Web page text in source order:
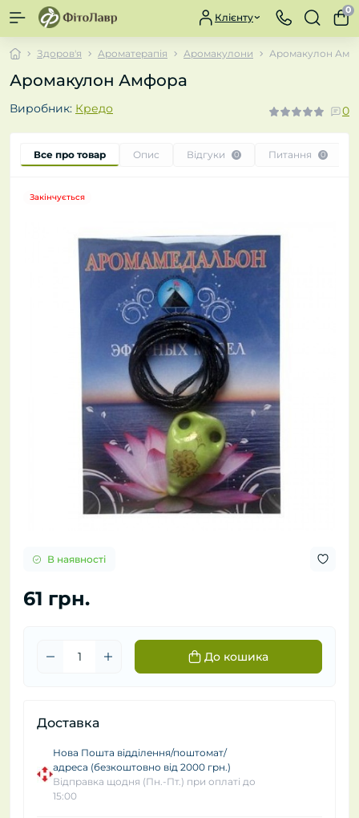
Клієнту
0
Здоров'я Ароматерапія Аромакулони Аромакулон
Аромакулон Амфора
Виробник: Кредо 0
Все про товар Опис Відгуки 0 Питання 0
Закінчується
В наявності
61 грн.
До кошика
Доставка
Нова Пошта відділення/поштомат/
адреса (безкоштовно від 2000 грн.)
Відправка щодня (Пн.-Пт.) при оплаті до
15:00